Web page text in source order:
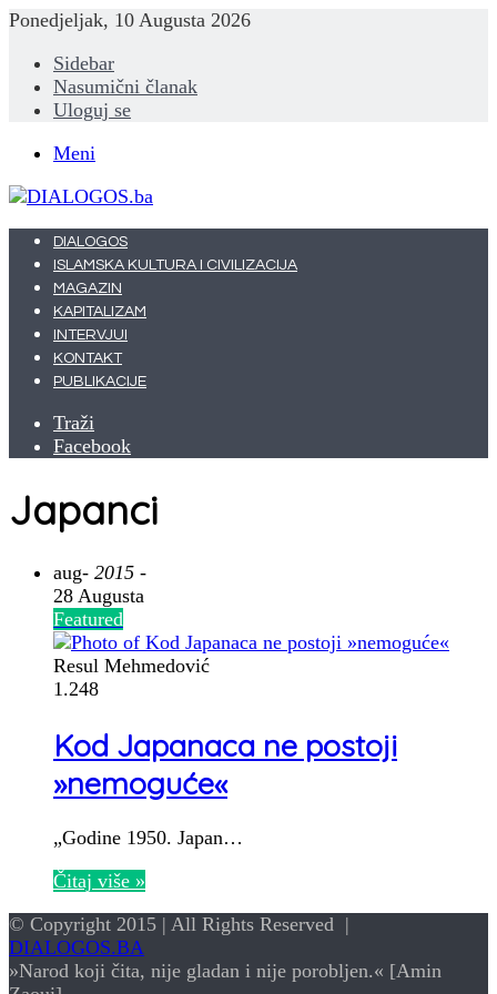
Ponedjeljak, 10 Augusta 2026
Sidebar
Nasumični članak
Uloguj se
Meni
DIALOGOS
ISLAMSKA KULTURA I CIVILIZACIJA
MAGAZIN
KAPITALIZAM
INTERVJUI
KONTAKT
PUBLIKACIJE
Traži
Facebook
Japanci
aug- 2015 -
28 Augusta
Featured
Resul Mehmedović
1.248
Kod Japanaca ne postoji
»nemoguće«
„Godine 1950. Japan…
Čitaj više »
© Copyright 2015 | All Rights Reserved |
DIALOGOS.BA
»Narod koji čita, nije gladan i nije porobljen.« [Amin